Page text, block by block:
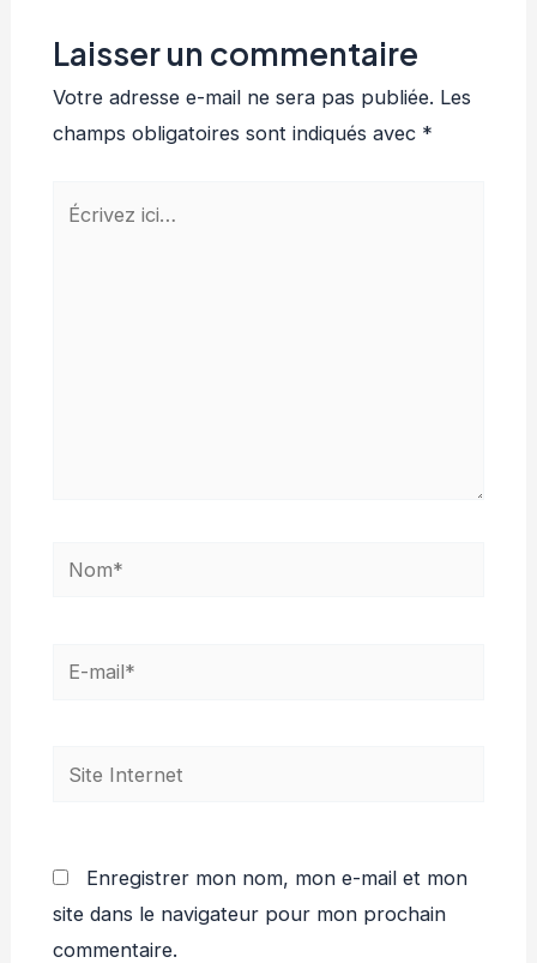
Laisser un commentaire
Votre adresse e-mail ne sera pas publiée. Les
champs obligatoires sont indiqués avec *
Écrivez
Nom*
E-
Site
Enregistrer mon nom, mon e-mail et mon
site dans le navigateur pour mon prochain
commentaire.